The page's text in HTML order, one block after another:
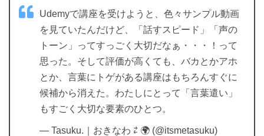
Udemyで講座を受けようと、色々サンプル動画
を見ていたんだけど、「話すスピード」「声の
トーン」ってすっごく大切だなぁ・・・！って
思った。そして評価が高くても、バカとかアホ
とか、言葉にトゲがある講座はもちろんすぐに
候補から消えた。わたしにとって「言葉遣い」
もすごく大切な要素のひとつ。
— Tasuku.｜おきなわ ⇄ 🌍 (@itsmetasuku)